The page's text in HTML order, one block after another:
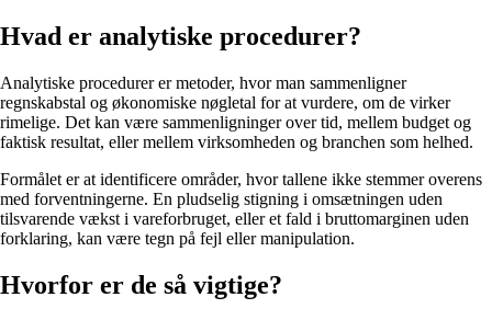
Hvad er analytiske procedurer?
Analytiske procedurer er metoder, hvor man sammenligner
regnskabstal og økonomiske nøgletal for at vurdere, om de virker
rimelige. Det kan være sammenligninger over tid, mellem budget og
faktisk resultat, eller mellem virksomheden og branchen som helhed.
Formålet er at identificere områder, hvor tallene ikke stemmer overens
med forventningerne. En pludselig stigning i omsætningen uden
tilsvarende vækst i vareforbruget, eller et fald i bruttomarginen uden
forklaring, kan være tegn på fejl eller manipulation.
Hvorfor er de så vigtige?